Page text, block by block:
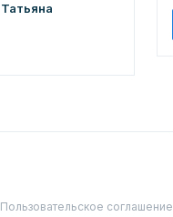
Пользовательское соглашение